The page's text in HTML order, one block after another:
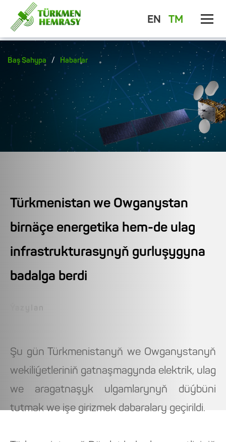
EN TM
Baş Sahypa / Habarlar
Türkmenistan we Owganystan
birnäçe energetika hem-de ulag
infrastrukturasynyň gurluşygyna
badalga berdi
Şu gün Türkmenistanyň we Owganystanyň
wekiliýetleriniň gatnaşmagynda elektrik, ulag
we aragatnaşyk ulgamlarynyň düýbüni
tutmak we işe girizmek dabaralary geçirildi.